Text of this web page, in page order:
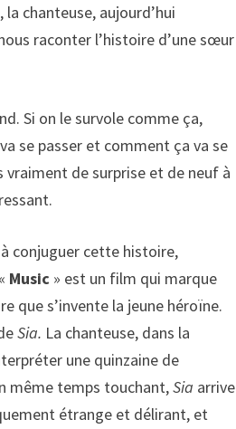
chanteuse, aujourd’hui
raconter l’histoire d’une sœur
Si on le survole comme ça,
se passer et comment ça va se
vraiment de surprise et de neuf à
conjuguer cette histoire,
Music » est un film qui marque
que s’invente la jeune héroïne.
Sia. La chanteuse, dans la
une quinzaine de
même temps touchant,Sia arrive
étrange et délirant, et